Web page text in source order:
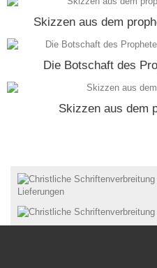
Skizzen aus dem
Die Botschaft des
Skizzen aus dem